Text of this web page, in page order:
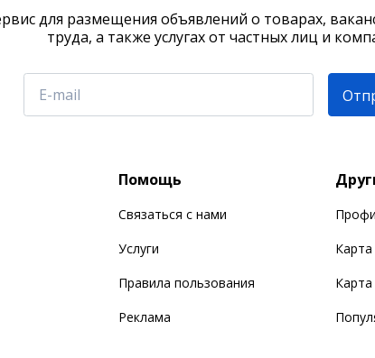
для размещения объявлений о товарах,
труда, а также услугах от частных лиц и
Помощь
Связаться с нами
Услуги
Правила пользования
Реклама
Карта